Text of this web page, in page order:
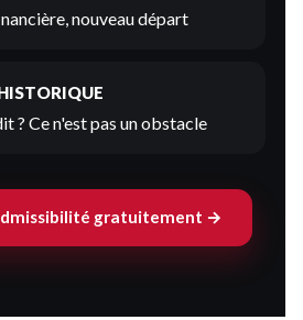
nouveau départ
? Ce n'est pas un obstacle
gratuitement →